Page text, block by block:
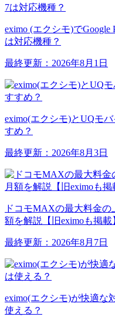
eximo (エクシモ)でGoogle
は対応機種？
最終更新：2026年8月1日
eximo(エクシモ)とUQモ
すめ？
最終更新：2026年8月3日
ドコモMAXの最大料金
額を解説【旧eximoも掲載
最終更新：2026年8月7日
eximo(エクシモ)が快適な
使える？